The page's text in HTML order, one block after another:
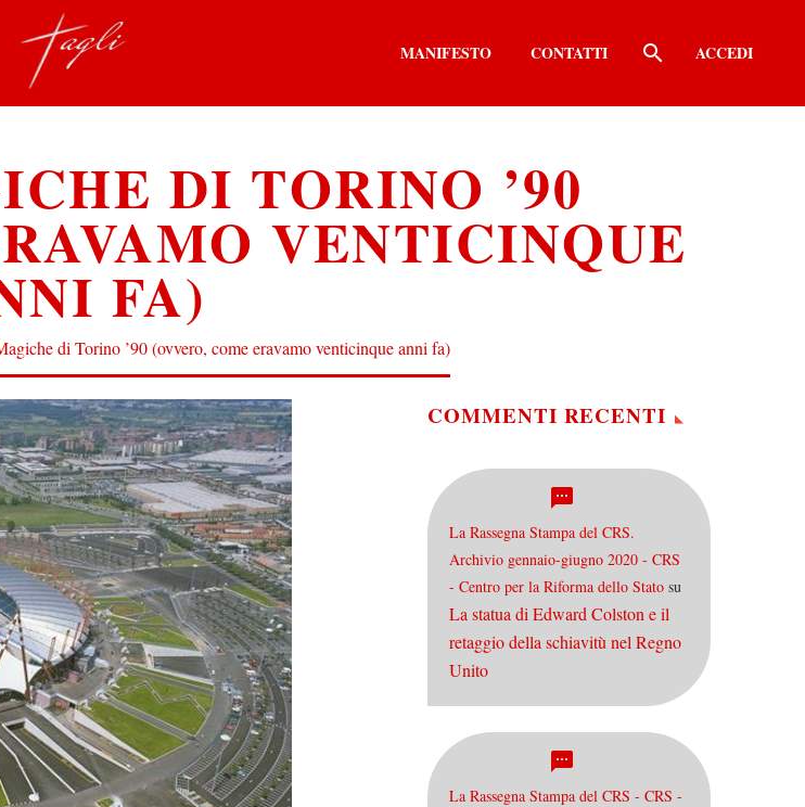
MANIFESTO CONTATTI ACCEDI
DI TORINO ’90
VENTICINQUE
FA)
di Torino ’90 (ovvero, come eravamo venticinque anni fa)
COMMENTI RECENTI
La Rassegna Stampa del CRS.
Archivio gennaio-giugno 2020 - CRS
- Centro per la Riforma dello Stato su
La statua di Edward Colston e il
retaggio della schiavitù nel Regno
Unito
La Rassegna Stampa del CRS - CRS -